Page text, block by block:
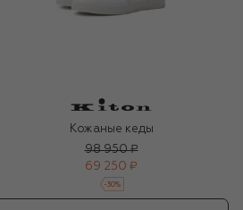
Кожаные кеды
98 950 ₽
69 250 ₽
-30%